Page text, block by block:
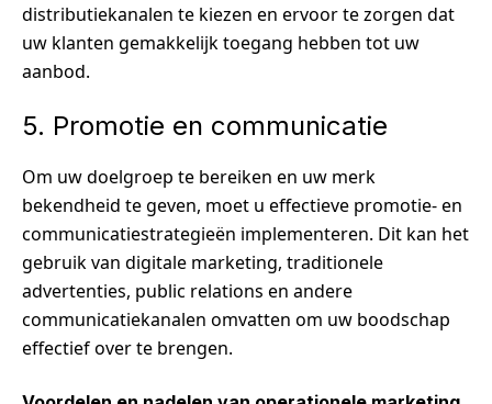
distributiekanalen te kiezen en ervoor te zorgen dat
uw klanten gemakkelijk toegang hebben tot uw
aanbod.
5. Promotie en communicatie
Om uw doelgroep te bereiken en uw merk
bekendheid te geven, moet u effectieve promotie- en
communicatiestrategieën implementeren. Dit kan het
gebruik van digitale marketing, traditionele
advertenties, public relations en andere
communicatiekanalen omvatten om uw boodschap
effectief over te brengen.